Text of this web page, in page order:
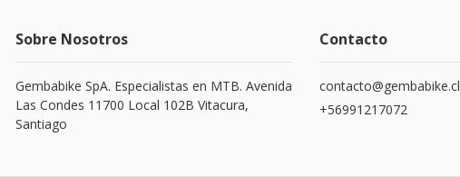
Sobre Nosotros
Gembabike SpA. Especialistas en MTB. Avenida
Las Condes 11700 Local 102B Vitacura,
Santiago
Contacto
contacto@gembabike.cl
+56991217072